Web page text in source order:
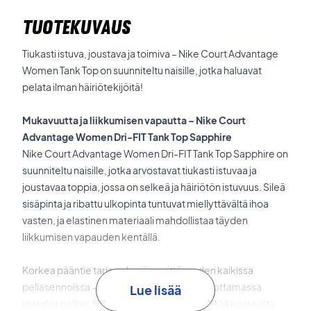
TUOTEKUVAUS
Tiukasti istuva, joustava ja toimiva – Nike Court Advantage
Women Tank Top on suunniteltu naisille, jotka haluavat
pelata ilman häiriötekijöitä!
Mukavuutta ja liikkumisen vapautta – Nike Court
Advantage Women Dri-FIT Tank Top Sapphire
Nike Court Advantage Women Dri-FIT Tank Top Sapphire on
suunniteltu naisille, jotka arvostavat tiukasti istuvaa ja
joustavaa toppia, jossa on selkeä ja häiriötön istuvuus. Sileä
sisäpinta ja ribattu ulkopinta tuntuvat miellyttävältä ihoa
vasten, ja elastinen materiaali mahdollistaa täyden
liikkumisen vapauden kentällä.
Korkea pääntie tarjoaa hyvän peittävyyden kaikissa
peliasennoissa – olitpa syöttämässä tai kurottamassa
matalaa palloa. Nike Dri-FIT -teknologia siirtää kosteutta
Lue lisää